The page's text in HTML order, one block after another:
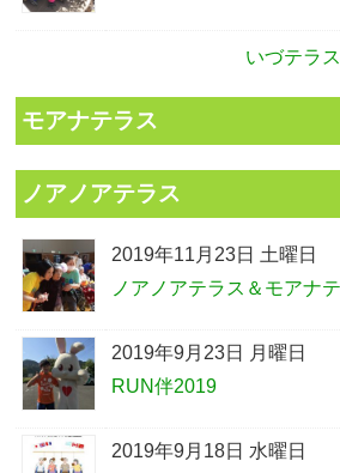
いづテラ
モアナテラス
ノアノアテラス
2019年11月23日 土曜日
ノアノアテラス＆モアナ
2019年9月23日 月曜日
RUN伴2019
2019年9月18日 水曜日